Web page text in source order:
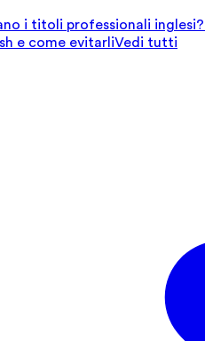
i titoli professionali inglesi?
e come evitarliVedi tutti